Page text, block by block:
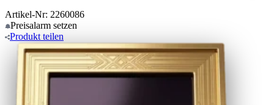
Artikel-Nr: 2260086
Preisalarm setzen
Produkt teilen